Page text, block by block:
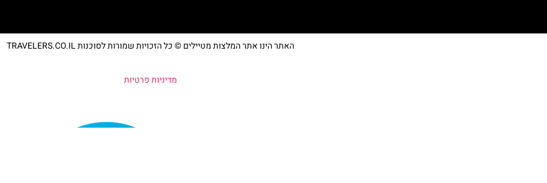
האתר הינו אתר המלצות מטיילים © כל הזכויות שמורות לסוכנות TRAVELERS.CO.IL
מדיניות פרטיות